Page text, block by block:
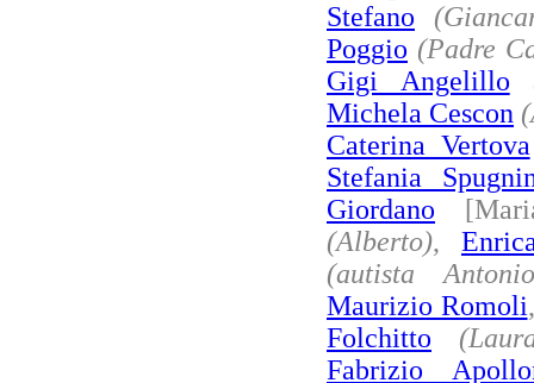
Stefano
Poggio (Padre
Gigi Angelillo
Michela Cescon
Caterina Vertova
Stefania
Giordano
(Alberto),
(autista
Maurizio Romoli
Folchitto
Fabrizio